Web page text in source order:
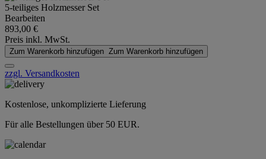
5-teiliges Holzmesser Set
Bearbeiten
893,00 €
Preis inkl. MwSt.
Zum Warenkorb hinzufügen Zum Warenkorb hinzufügen
zzgl. Versandkosten
Kostenlose, unkomplizierte Lieferung
Für alle Bestellungen über 50 EUR.